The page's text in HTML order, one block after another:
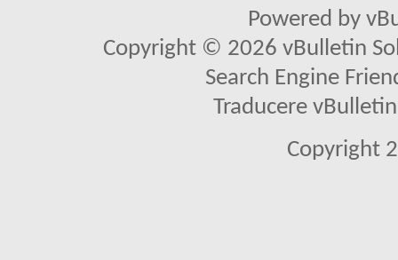
Powered by
Copyright © 2026 vBulletin
Search Engine
Traducere
Copyright